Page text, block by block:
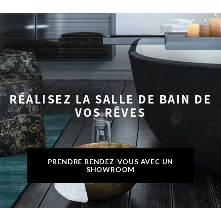
RÉALISEZ LA SALLE DE BAIN DE
VOS RÊVES
PRENDRE RENDEZ-VOUS AVEC UN
SHOWROOM